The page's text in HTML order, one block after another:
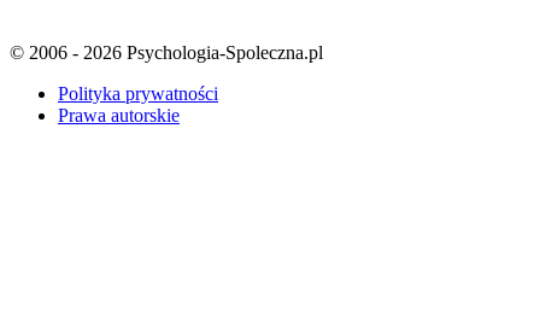
© 2006 - 2026 Psychologia-Spoleczna.pl
Polityka prywatności
Prawa autorskie